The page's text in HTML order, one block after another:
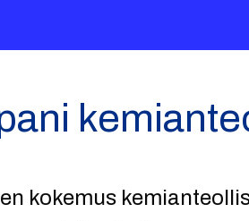
kokemus